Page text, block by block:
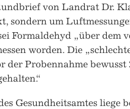
von Landrat Dr.
sondern um
Formaldehyd „über
worden. Die
der Probennahme
Gesundheitsamtes liege